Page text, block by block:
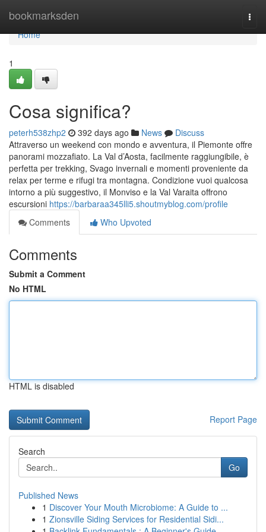
bookmarksden
Home
Home
1
Cosa significa?
peterh538zhp2 392 days ago News
Discuss
Attraverso un weekend con mondo e avventura, il Piemonte offre
panorami mozzafiato. La Val d’Aosta, facilmente raggiungibile, è
perfetta per trekking, Svago invernali e momenti proveniente da
relax per terme e rifugi tra montagna. Condizione vuoi qualcosa
intorno a più suggestivo, il Monviso e la Val Varaita offrono
escursioni https://barbaraa345lli5.shoutmyblog.com/profile
Comments
Who Upvoted
Comments
Submit a Comment
No HTML
HTML is disabled
Report Page
Search
Go
Published News
1 Discover Your Mouth Microbiome: A Guide to ...
1 Zionsville Siding Services for Residential Sidi...